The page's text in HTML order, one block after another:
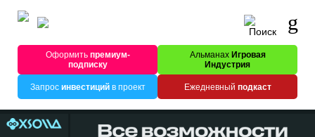
Оформитьпремиум-
подписку
Альманах Игровая
Индустрия
Запрос инвестицийв проект Ежедневный подкаст